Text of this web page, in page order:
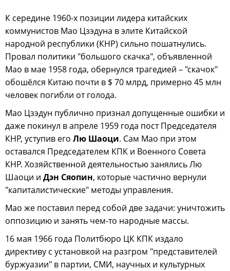
К середине 1960-х позиции лидера китайских
коммунистов Мао Цзэдуна в элите Китайской
народной республики (КНР) сильно пошатнулись.
Провал политики "большого скачка", объявленной
Мао в мае 1958 года, обернулся трагедией – "скачок"
обошёлся Китаю почти в $ 70 млрд, примерно 45 млн
человек погибли от голода.
Мао Цзэдун публично признал допущенные ошибки и
даже покинул в апреле 1959 года пост Председателя
КНР, уступив его Лю Шаоци. Сам Мао при этом
оставался Председателем КПК и Военного Совета
КНР. Хозяйственной деятельностью занялись Лю
Шаоци и Дэн Сяопин, которые частично вернули
"капиталистические" методы управления.
Мао же поставил перед собой две задачи: уничтожить
оппозицию и занять чем-то народные массы.
16 мая 1966 года Политбюро ЦК КПК издало
директиву с установкой на разгром "представителей
буржуазии" в партии, СМИ, научных и культурных